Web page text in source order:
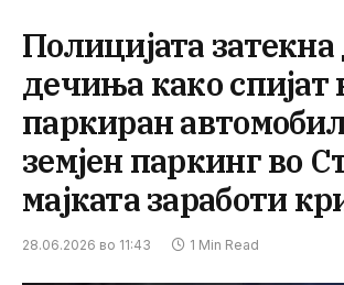
Полицијата затекна
дечиња како спијат
паркиран
земјен паркинг во
мајката заработи
28.06.2026 во 11:43 1 Min Read